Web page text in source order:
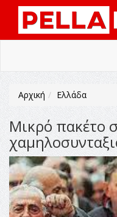
Αρχική Ελλάδα
Μικρό πακέτο